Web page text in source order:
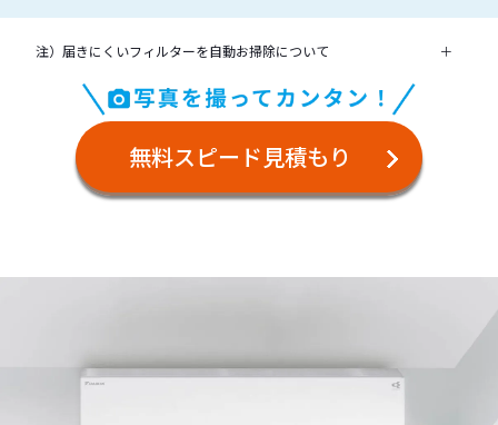
注）届きにくいフィルターを自動お掃除について ＋
無料スピード見積もり